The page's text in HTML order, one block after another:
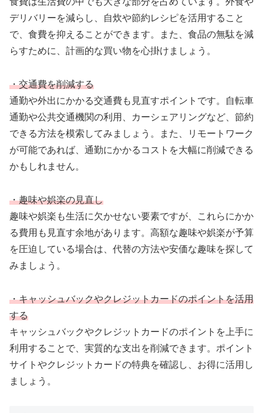
デリバリーを減らし、自炊や節約レシピを活用すること
で、食費を抑えることができます。また、食品の無駄を減
らすために、計画的な買い物を心掛けましょう。
・交通費を削減する
通勤や外出にかかる交通費も見直すポイントです。自転車
通勤や公共交通機関の利用、カーシェアリングなど、節約
できる方法を模索してみましょう。また、リモートワーク
が可能であれば、通勤にかかるコストを大幅に削減できる
かもしれません。
・趣味や娯楽の見直し
趣味や娯楽も生活に欠かせない要素ですが、これらにかか
る費用も見直す余地があります。高額な趣味や娯楽が予算
を圧迫している場合は、代替の方法や安価な趣味を探して
みましょう。
・キャッシュバックやクレジットカードのポイントを活用
する
キャッシュバックやクレジットカードのポイントを上手に
利用することで、実質的な支出を削減できます。ポイント
サイトやクレジットカードの特典を確認し、お得に活用し
ましょう。